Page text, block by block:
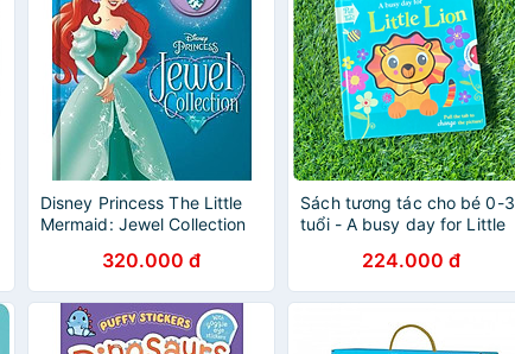
Disney Princess The Little
Mermaid: Jewel Collection
320.000 đ
Sách tương tác cho bé 0-3
tuổi - A busy day for Little
224.000 đ